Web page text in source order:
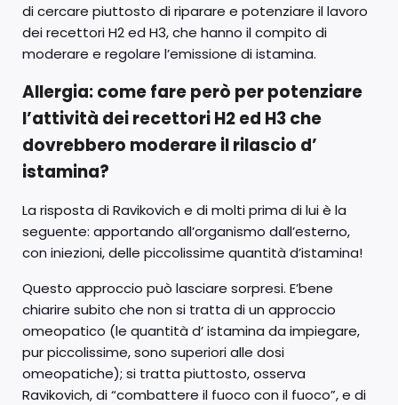
di cercare piuttosto di riparare e potenziare il lavoro
dei recettori H2 ed H3, che hanno il compito di
moderare e regolare l’emissione di istamina.
Allergia: come fare però per potenziare
l’attività dei recettori H2 ed H3 che
dovrebbero moderare il rilascio d’
istamina?
La risposta di Ravikovich e di molti prima di lui è la
seguente: apportando all’organismo dall’esterno,
con iniezioni, delle piccolissime quantità d’istamina!
Questo approccio può lasciare sorpresi. E’bene
chiarire subito che non si tratta di un approccio
omeopatico (le quantità d’ istamina da impiegare,
pur piccolissime, sono superiori alle dosi
omeopatiche); si tratta piuttosto, osserva
Ravikovich, di “combattere il fuoco con il fuoco”, e di